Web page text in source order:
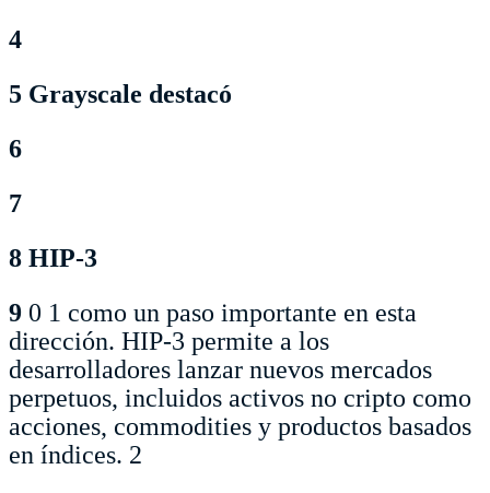
4
5 Grayscale destacó
6
7
8 HIP-3
9 0 1 como un paso importante en esta
dirección. HIP-3 permite a los
desarrolladores lanzar nuevos mercados
perpetuos, incluidos activos no cripto como
acciones, commodities y productos basados
en índices. 2